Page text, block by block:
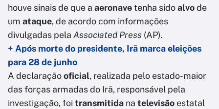
houve sinais de que a aeronavetenha sidoalvode
um ataque, de acordo com informações
divulgadas pela Associated Press (AP).
+ Após morte do presidente, Irã marca eleições
para 28 de junho
A declaraçãooficial, realizada pelo estado-maior
das forças armadas do Irã, responsável pela
investigação, foi transmitida na televisão estatal